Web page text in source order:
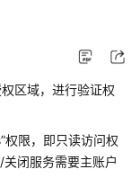
区域，进行验证权
权限，即只读访问权
闭服务需要主账户